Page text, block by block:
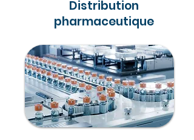
Distribution
pharmaceutique